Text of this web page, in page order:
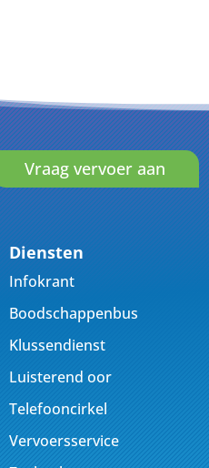
Vraag vervoer aan
Diensten
Infokrant
Boodschappenbus
Klussendienst
Luisterend oor
Telefooncirkel
Vervoersservice